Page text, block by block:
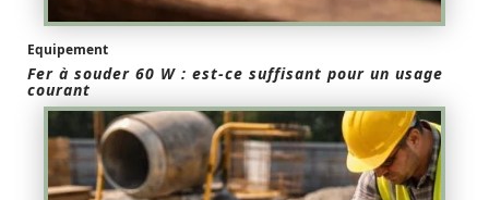
Equipement
Fer à souder 60 W : est-ce suffisant pour un usage
courant